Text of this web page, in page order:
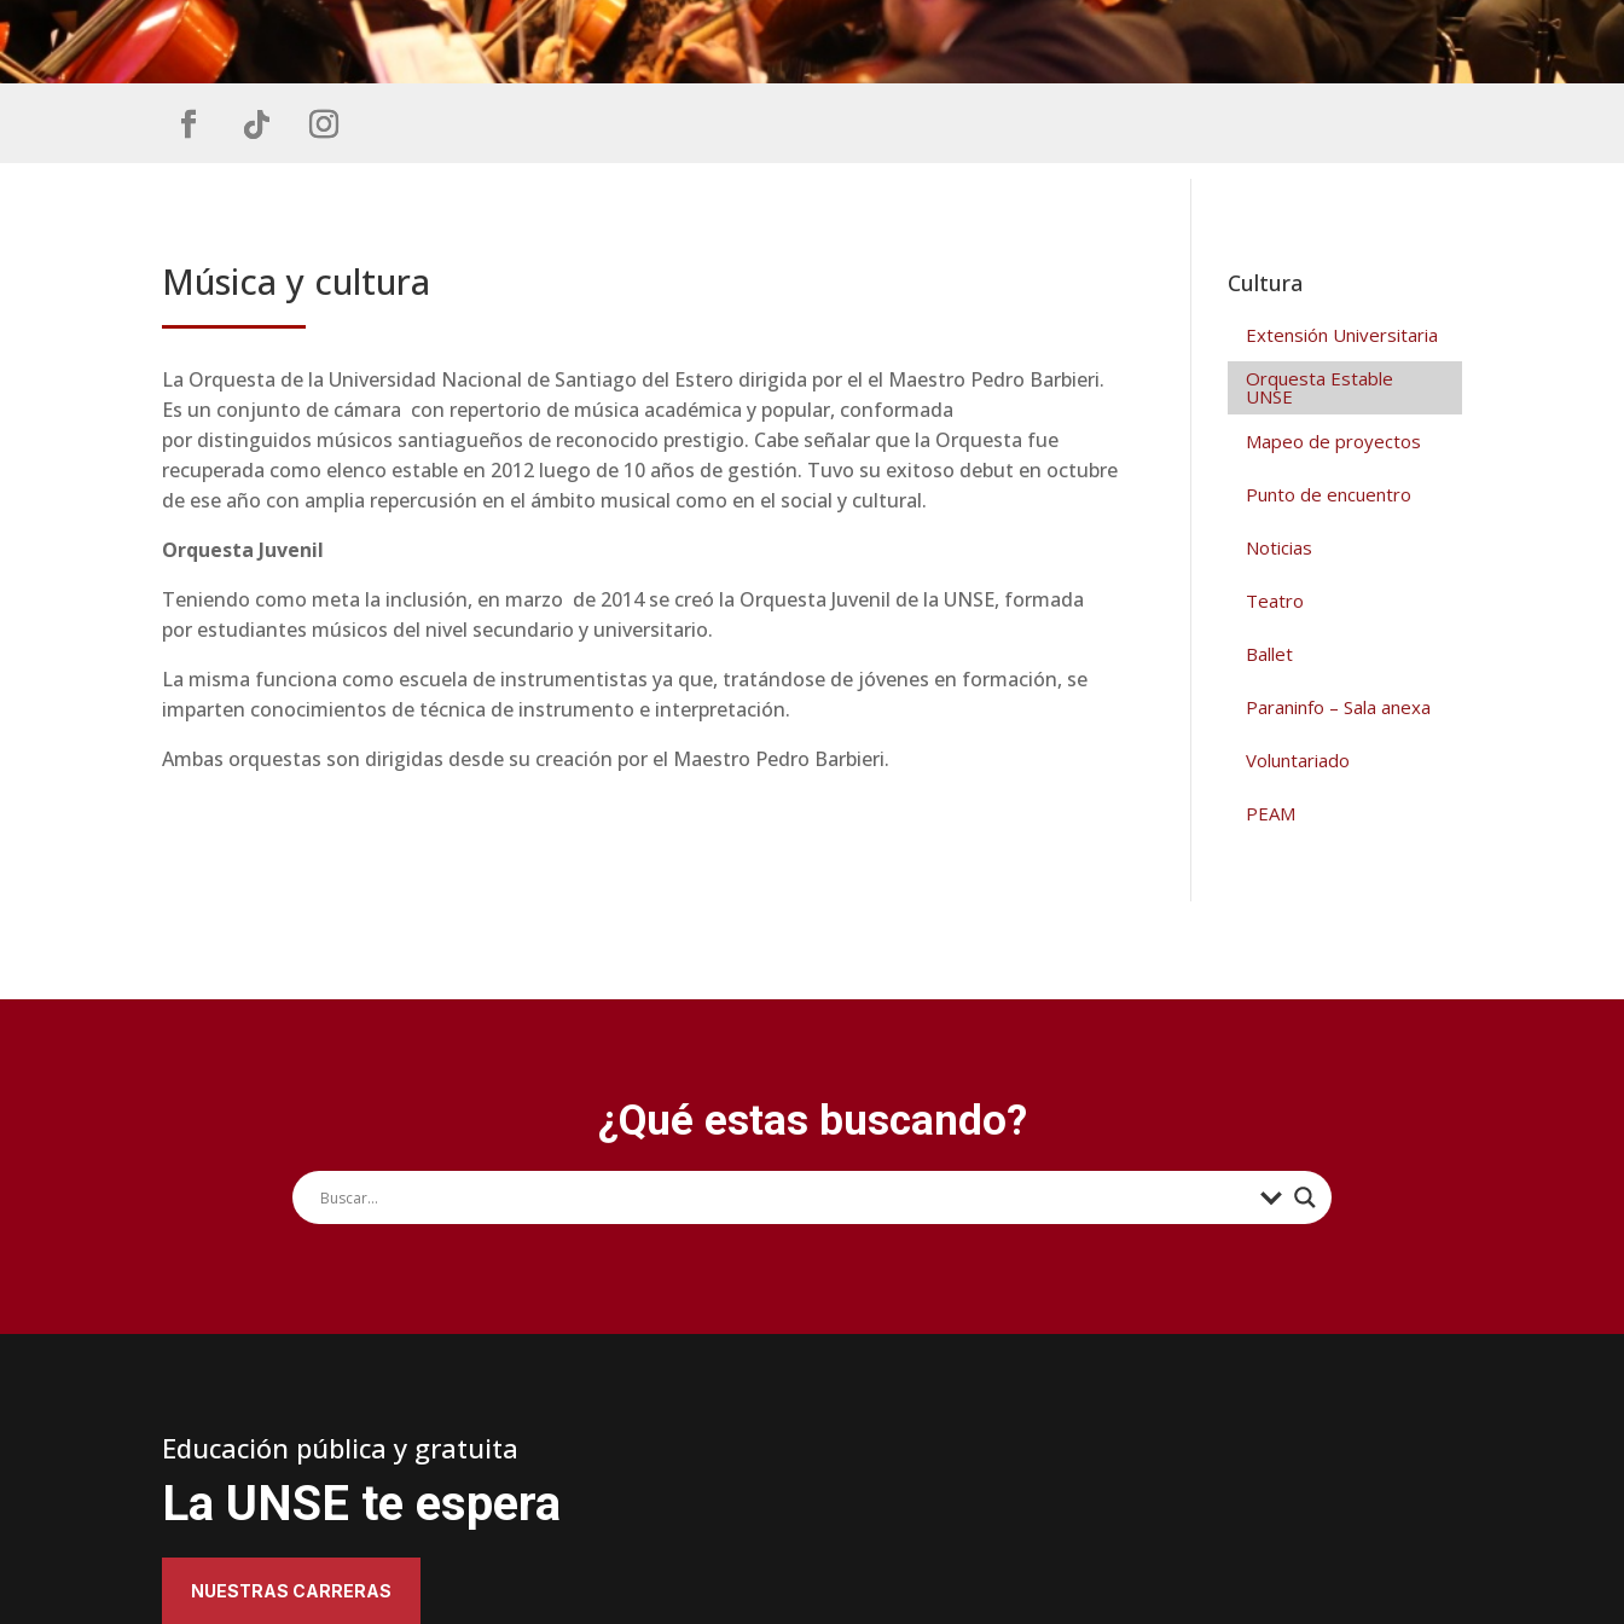
Música y cultura
La Orquesta de la Universidad Nacional de Santiago del Estero dirigida por el el Maestro Pedro Barbieri.
Es un conjunto de cámara con repertorio de música académica y popular, conformada
por distinguidos músicos santiagueños de reconocido prestigio. Cabe señalar que la Orquesta fue
recuperada como elenco estable en 2012 luego de 10 años de gestión. Tuvo su exitoso debut en octubre
de ese año con amplia repercusión en el ámbito musical como en el social y cultural.
Orquesta Juvenil
Teniendo como meta la inclusión, en marzo de 2014 se creó la Orquesta Juvenil de la UNSE, formada
por estudiantes músicos del nivel secundario y universitario.
La misma funciona como escuela de instrumentistas ya que, tratándose de jóvenes en formación, se
imparten conocimientos de técnica de instrumento e interpretación.
Ambas orquestas son dirigidas desde su creación por el Maestro Pedro Barbieri.
Cultura
Extensión Universitaria
Orquesta Estable
UNSE
Mapeo de proyectos
Punto de encuentro
Noticias
Teatro
Ballet
Paraninfo – Sala anexa
Voluntariado
PEAM
¿Qué estas buscando?
Educación pública y gratuita
La UNSE te espera
NUESTRAS CARRERAS